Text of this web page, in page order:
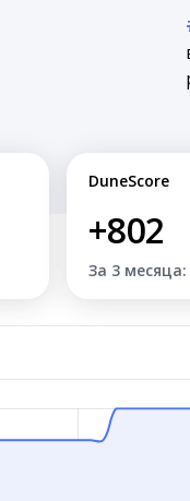
DuneScore
+802
За 3 месяца: